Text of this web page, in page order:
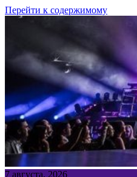
Перейти к содержимому
7 августа, 2026